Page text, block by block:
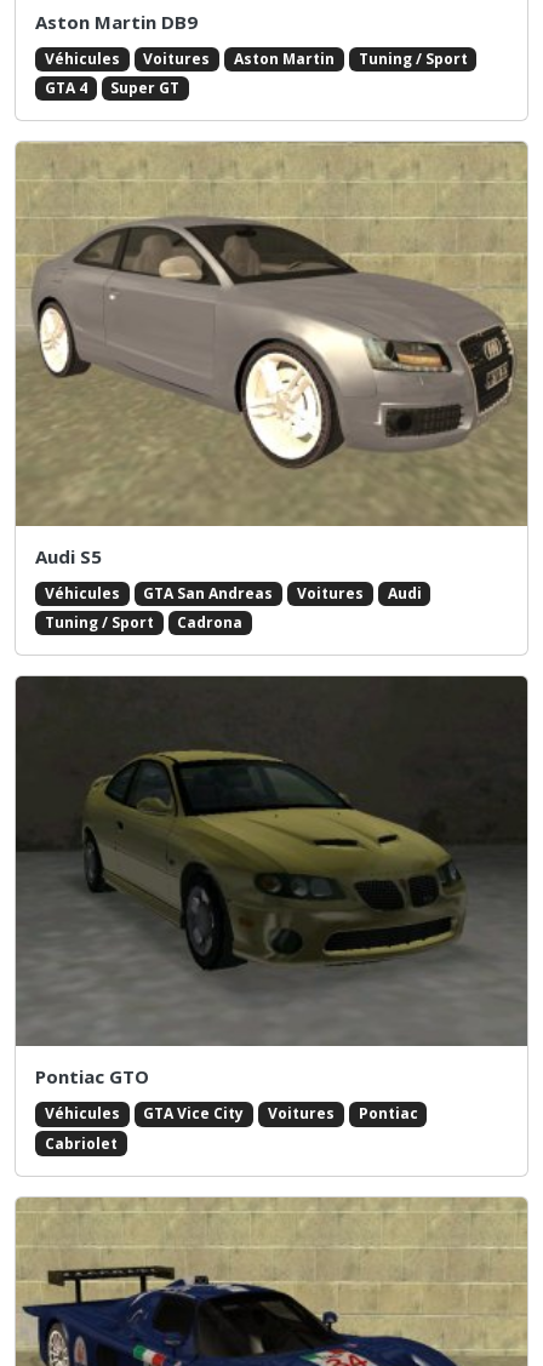
Aston Martin DB9
Véhicules Voitures Aston Martin
Tuning / Sport
GTA 4
Super GT
Audi S5
Véhicules GTA San Andreas Voitures
Audi
Tuning / Sport
Cadrona
Pontiac GTO
Véhicules GTA Vice City Voitures
Pontiac
Cabriolet